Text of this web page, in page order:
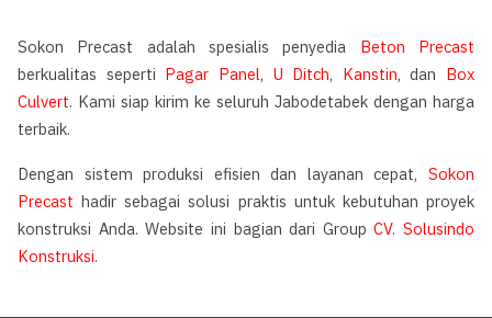
Sokon Precast adalah spesialis penyedia Beton Precast
berkualitas seperti Pagar Panel, U Ditch, Kanstin, dan Box
Culvert. Kami siap kirim ke seluruh Jabodetabek dengan harga
terbaik.
Dengan sistem produksi efisien dan layanan cepat, Sokon
Precast hadir sebagai solusi praktis untuk kebutuhan proyek
konstruksi Anda. Website ini bagian dari GroupCV. Solusindo
Konstruksi.